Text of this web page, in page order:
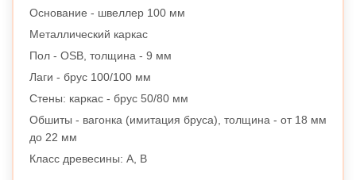
Основание - швеллер 100 мм
Металлический каркас
Пол - OSB, толщина - 9 мм
Лаги - брус 100/100 мм
Стены: каркас - брус 50/80 мм
Обшиты - вагонка (имитация бруса), толщина - от 18 мм
до 22 мм
Класс древесины: А, B